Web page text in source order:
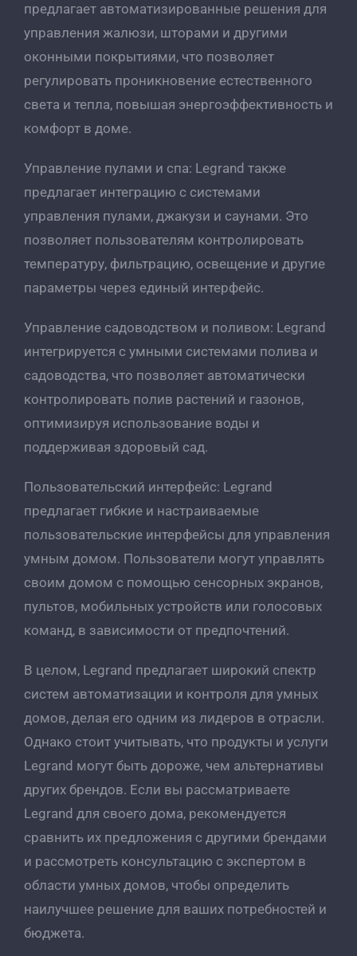
предлагает автоматизированные решения для
управления жалюзи, шторами и другими
оконными покрытиями, что позволяет
регулировать проникновение естественного
света и тепла, повышая энергоэффективность и
комфорт в доме.
Управление пулами и спа: Legrand также
предлагает интеграцию с системами
управления пулами, джакузи и саунами. Это
позволяет пользователям контролировать
температуру, фильтрацию, освещение и другие
параметры через единый интерфейс.
Управление садоводством и поливом: Legrand
интегрируется с умными системами полива и
садоводства, что позволяет автоматически
контролировать полив растений и газонов,
оптимизируя использование воды и
поддерживая здоровый сад.
Пользовательский интерфейс: Legrand
предлагает гибкие и настраиваемые
пользовательские интерфейсы для управления
умным домом. Пользователи могут управлять
своим домом с помощью сенсорных экранов,
пультов, мобильных устройств или голосовых
команд, в зависимости от предпочтений.
В целом, Legrand предлагает широкий спектр
систем автоматизации и контроля для умных
домов, делая его одним из лидеров в отрасли.
Однако стоит учитывать, что продукты и услуги
Legrand могут быть дороже, чем альтернативы
других брендов. Если вы рассматриваете
Legrand для своего дома, рекомендуется
сравнить их предложения с другими брендами
и рассмотреть консультацию с экспертом в
области умных домов, чтобы определить
наилучшее решение для ваших потребностей и
бюджета.